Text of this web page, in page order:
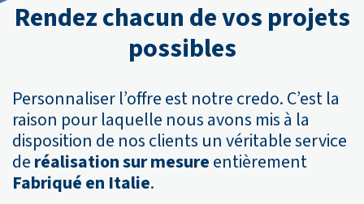
Rendez chacun de vos projets
possibles
Personnaliser l’offre est notre credo. C’est la
raison pour laquelle nous avons mis à la
disposition de nos clients un véritable service
de réalisation sur mesure entièrement
Fabriqué en Italie.